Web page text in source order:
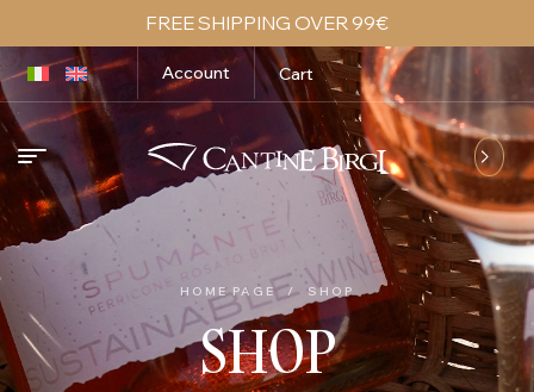
FREE SHIPPING OVER 99€
Account Cart
SHOP
HOME PAGE / SHOP